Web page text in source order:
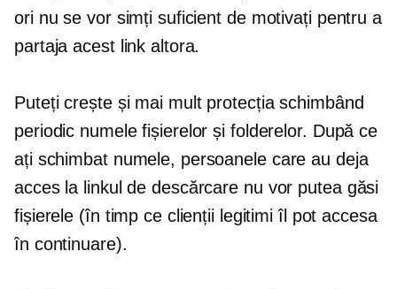
ori nu se vor simți suficient de motivați pentru a
partaja acest link altora.
Puteți crește și mai mult protecția schimbând
periodic numele fișierelor și folderelor. După ce
ați schimbat numele, persoanele care au deja
acces la linkul de descărcare nu vor putea găsi
fișierele (în timp ce clienții legitimi îl pot accesa
în continuare).